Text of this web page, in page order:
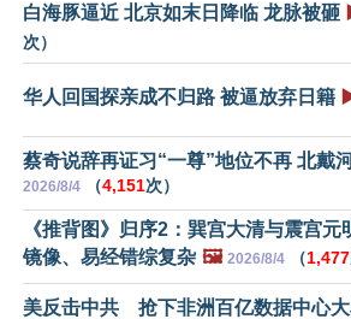
白海豚逼近 北京如末日降临 龙脉被砸
次）
华人回国探亲成不归路 被逼放弃日籍
蔡奇说辞再证习“一尊”地位不再 北戴
2026/8/4 （4,151次）
《推背图》归序2：巽宫大清与震宫元
镜像、易经错综复杂 🖼️ 2026/8/4 （1,477
美反击中共 抢下非洲百亿数据中心